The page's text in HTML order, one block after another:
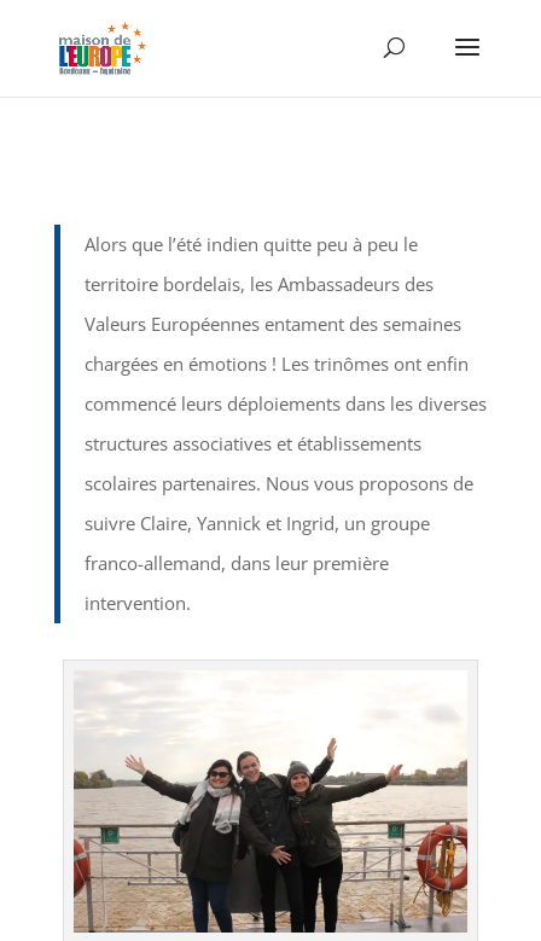
Alors que l’été indien quitte peu à peu le
territoire bordelais, les Ambassadeurs des
Valeurs Européennes entament des semaines
chargées en émotions ! Les trinômes ont enfin
commencé leurs déploiements dans les diverses
structures associatives et établissements
scolaires partenaires. Nous vous proposons de
suivre Claire, Yannick et Ingrid, un groupe
franco-allemand, dans leur première
intervention.